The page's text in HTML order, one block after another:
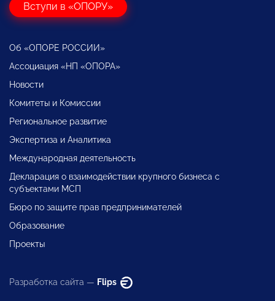
Вступи в «ОПОРУ»
Об «ОПОРЕ РОССИИ»
Ассоциация «НП «ОПОРА»
Новости
Комитеты и Комиссии
Региональное развитие
Экспертиза и Аналитика
Международная деятельность
Декларация о взаимодействии крупного бизнеса с
субъектами МСП
Бюро по защите прав предпринимателей
Образование
Проекты
Разработка сайта — Flips